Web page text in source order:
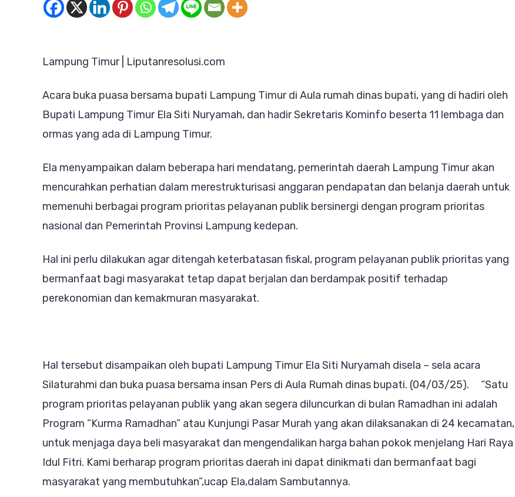
Gelar
di
Dinas
Lampung Timur | Liputanresolusi.com
Acara buka puasa bersama bupati Lampung Timur di Aula rumah dinas bupati, yang di hadiri oleh
Bupati Lampung Timur Ela Siti Nuryamah, dan hadir Sekretaris Kominfo beserta 11 lembaga dan
ormas yang ada di Lampung Timur.
Ela menyampaikan dalam beberapa hari mendatang, pemerintah daerah Lampung Timur akan
mencurahkan perhatian dalam merestrukturisasi anggaran pendapatan dan belanja daerah untuk
memenuhi berbagai program prioritas pelayanan publik bersinergi dengan program prioritas
nasional dan Pemerintah Provinsi Lampung kedepan.
Hal ini perlu dilakukan agar ditengah keterbatasan fiskal, program pelayanan publik prioritas yang
bermanfaat bagi masyarakat tetap dapat berjalan dan berdampak positif terhadap
perekonomian dan kemakmuran masyarakat.
Hal tersebut disampaikan oleh bupati Lampung Timur Ela Siti Nuryamah disela – sela acara
Silaturahmi dan buka puasa bersama insan Pers di Aula Rumah dinas bupati. (04/03/25). “Satu
program prioritas pelayanan publik yang akan segera diluncurkan di bulan Ramadhan ini adalah
Program “Kurma Ramadhan” atau Kunjungi Pasar Murah yang akan dilaksanakan di 24 kecamatan,
untuk menjaga daya beli masyarakat dan mengendalikan harga bahan pokok menjelang Hari Raya
Idul Fitri. Kami berharap program prioritas daerah ini dapat dinikmati dan bermanfaat bagi
masyarakat yang membutuhkan”,ucap Ela,dalam Sambutannya.